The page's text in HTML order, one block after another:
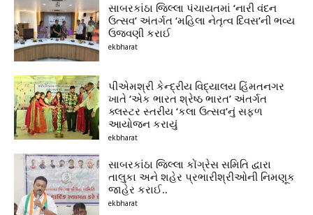
સાબરકાંઠા જિલ્લા પંચાયતમાં ‘નારી વંદન
ઉત્સવ’ અંતર્ગત ‘મહિલા નેતૃત્વ દિવસ’ની ભવ્ય
ઉજવણી કરાઈ
ekbharat
પીએમશ્રી કેન્દ્રીય વિદ્યાલય હિંમતનગર
ખાતે ‘એક ભારત શ્રેષ્ઠ ભારત’ અંતર્ગત
ક્લસ્ટર સ્તરીય ‘કલા ઉત્સવ’નું સફળ
આયોજન કરાયું
ekbharat
સાબરકાંઠા જિલ્લા કોંગ્રેસ સમિતિ દ્વારા
તાલુકા અને શહેર પ્રભારીશ્રીઓની નિમણૂક
જાહેર કરાઈ..
ekbharat